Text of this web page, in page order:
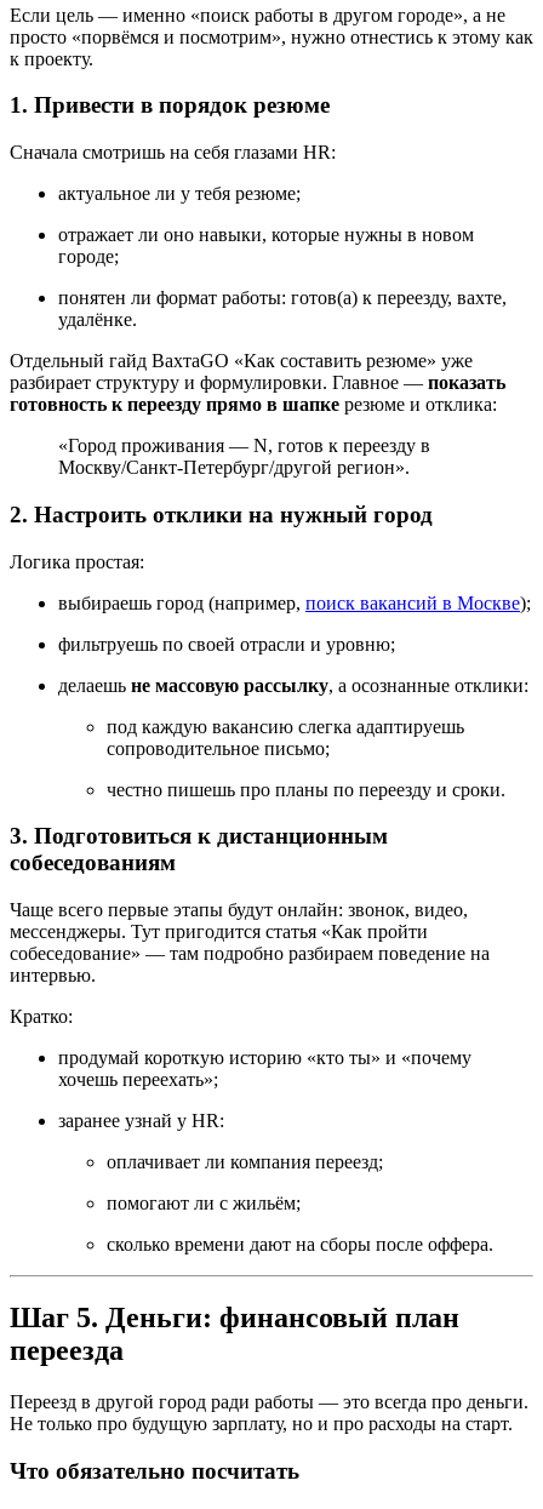
Если цель — именно «поиск работы в другом городе», а не
просто «порвёмся и посмотрим», нужно отнестись к этому как
к проекту.
1. Привести в порядок резюме
Сначала смотришь на себя глазами HR:
актуальное ли у тебя резюме;
отражает ли оно навыки, которые нужны в новом
городе;
понятен ли формат работы: готов(а) к переезду, вахте,
удалёнке.
Отдельный гайд ВахтаGO «Как составить резюме» уже
разбирает структуру и формулировки. Главное — показать
готовность к переезду прямо в шапке резюме и отклика:
«Город проживания — N, готов к переезду в
Москву/Санкт-Петербург/другой регион».
2. Настроить отклики на нужный город
Логика простая:
выбираешь город (например, поиск вакансий в Москве);
фильтруешь по своей отрасли и уровню;
делаешь не массовую рассылку, а осознанные отклики:
под каждую вакансию слегка адаптируешь
сопроводительное письмо;
честно пишешь про планы по переезду и сроки.
3. Подготовиться к дистанционным
собеседованиям
Чаще всего первые этапы будут онлайн: звонок, видео,
мессенджеры. Тут пригодится статья «Как пройти
собеседование» — там подробно разбираем поведение на
интервью.
Кратко:
продумай короткую историю «кто ты» и «почему
хочешь переехать»;
заранее узнай у HR:
оплачивает ли компания переезд;
помогают ли с жильём;
сколько времени дают на сборы после оффера.
Шаг 5. Деньги: финансовый план
переезда
Переезд в другой город ради работы — это всегда про деньги.
Не только про будущую зарплату, но и про расходы на старт.
Что обязательно посчитать